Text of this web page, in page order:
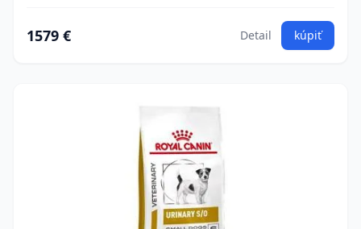
1579 € Detail kúpiť